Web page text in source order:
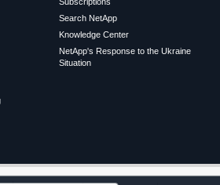
Search NetApp
Knowledge Center
NetApp's Response to the Ukraine
Situation